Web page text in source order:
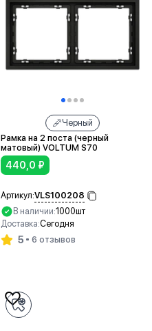
Черный
Рамка на 2 поста (черный
матовый) VOLTUM S70
440,0 ₽
Артикул:VLS100208
В наличии:1000шт
Доставка:Сегодня
5 6 отзывов